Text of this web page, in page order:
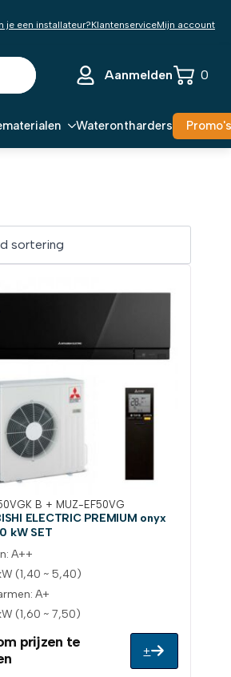
je een installateur?KlantenserviceMijn account
Aanmelden 0
Waterontharders Promo's
A++
(1,40 ~ 5,40)
A+
(1,60 ~ 7,50)
B + MUZ-EF50VG
ELECTRIC PREMIUM onyx
kW SET
prijzen te
+